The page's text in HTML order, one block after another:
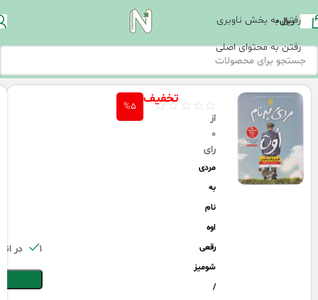
رفتن به بخش ناوبری
رفتن به محتوای اصلی
ریال0
از
0
رای
مردی
به
نام
اوه
رقعی
شومیز
/
%5 تخفیف
1 در انبار